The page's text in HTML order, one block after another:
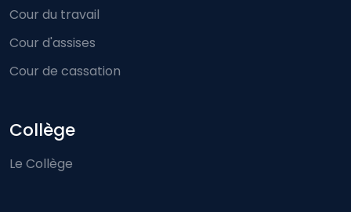
Cour du travail
Cour d'assises
Cour de cassation
Collège
Le Collège